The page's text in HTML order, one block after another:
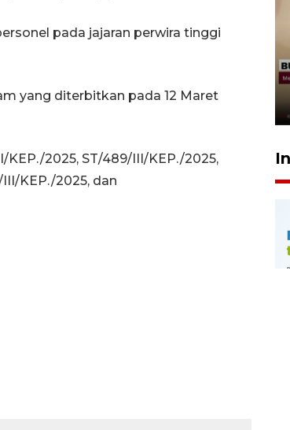
pada jajaran perwira tinggi
yang diterbitkan pada 12 Maret
2025, ST/489/III/KEP./2025,
KEP./2025, dan
17 Juli 2026 13:24